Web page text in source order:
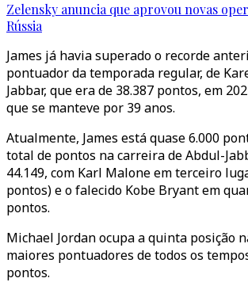
Zelensky anuncia que aprovou novas
Rússia
James já havia superado o recorde
pontuador da temporada regular, de
Jabbar, que era de 38.387 pontos, em
que se manteve por 39 anos.
Atualmente, James está quase 6.000
total de pontos na carreira de Abdul-
44.149, com Karl Malone em terceiro
pontos) e o falecido Kobe Bryant em
pontos.
Michael Jordan ocupa a quinta posição
maiores pontuadores de todos os
pontos.